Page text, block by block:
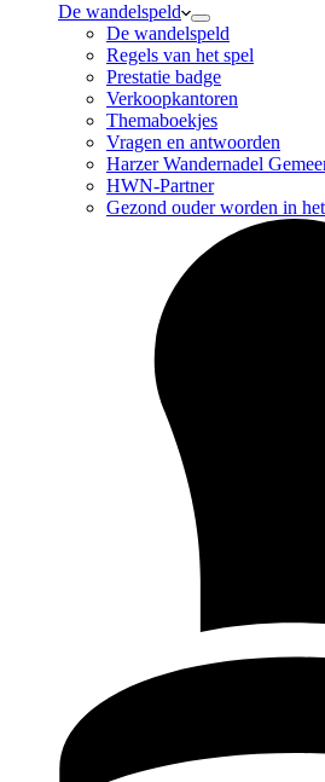
De wandelspeld
De wandelspeld
Regels van het spel
Prestatie badge
Verkoopkantoren
Themaboekjes
Vragen en antwoorden
Harzer Wandernadel
HWN-Partner
Gezond ouder worden in